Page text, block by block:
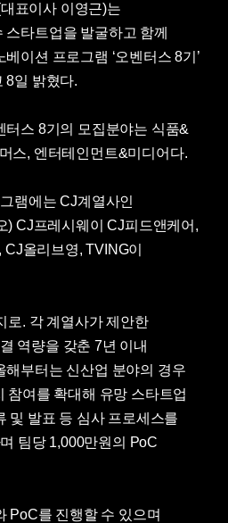
표이사 이영근)는
타트업을 발굴하고 함께
이션 프로그램 ‘오벤터스 8기’
8일 밝혔다.
터스 8기의 모집분야는 식품&
스, 엔터테인먼트&미디어다.
램에는 CJ계열사인
) CJ프레시웨이 CJ피드앤케어,
올리브영, TVING이
로. 각 계열사가 제안한
역량을 갖춘 7년 이내
해부터는 신산업 분야의 경우
참여를 확대해 유망 스타트업
및 발표 등 심사 프로세스를
팀당 1,000만원의 PoC
PoC를 진행할 수 있으며